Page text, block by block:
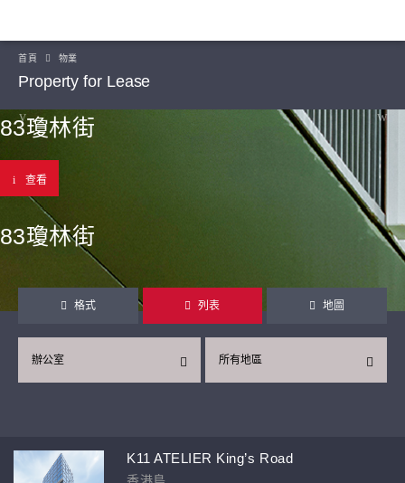
首頁 物業
Property for Lease
83瓊林街
查看
83瓊林街
格式 列表 地圖
所有地區
辦公室
K11 ATELIER King’s Road